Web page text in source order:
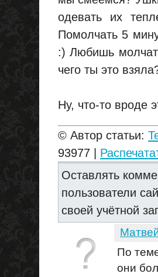
одевать их
Помолчать 5
:) Любишь
чего ты это
Ну, что-то вроде
© Автор статьи:
93977 |
Оставлять
пользователи
своей учётной
По
они